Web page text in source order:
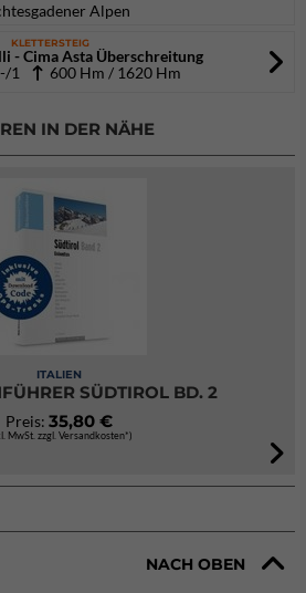
Alpen
KLETTERSTEIG
- Cima Asta Überschreitung
1 600 Hm / 1620 Hm
IN DER NÄHE
ITALIEN
SÜDTIROL BD. 2
Preis: 35,80 €
MwSt. zzgl. Versandkosten*)
NACH OBEN